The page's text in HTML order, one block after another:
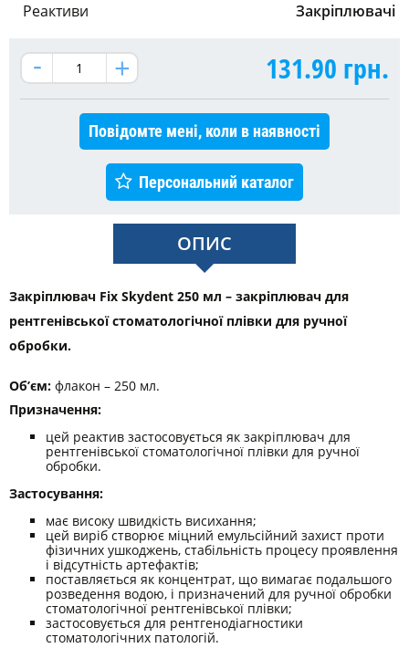
Реактиви
Закріплювачі
131.90 грн.
Повідомте мені, коли в наявності
Персональний каталог
ОПИС
Закріплювач Fix Skydent 250 мл – закріплювач для
рентгенівської стоматологічної плівки для ручної
обробки.
Об’єм: флакон – 250 мл.
Призначення:
цей реактив застосовується як закріплювач для
рентгенівської стоматологічної плівки для ручної
обробки.
Застосування:
має високу швидкість висихання;
цей виріб створює міцний емульсійний захист проти
фізичних ушкоджень, стабільність процесу проявлення
і відсутність артефактів;
поставляється як концентрат, що вимагає подальшого
розведення водою, і призначений для ручної обробки
стоматологічної рентгенівської плівки;
застосовується для рентгенодіагностики
стоматологічних патологій.